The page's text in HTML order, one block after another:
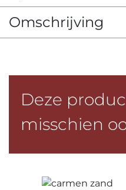
Omschrijving
Deze
misschien